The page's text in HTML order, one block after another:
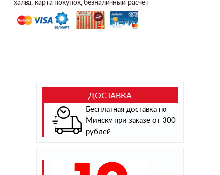
халва, карта покупок, безналичный расчет
ДОСТАВКА
Бесплатная доставка по
Минску при заказе от 300
рублей